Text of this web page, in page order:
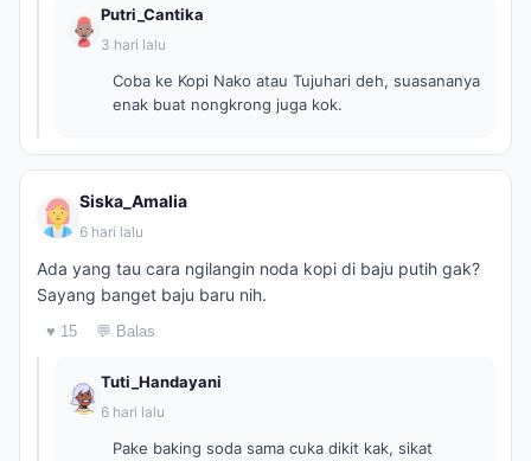
Putri_Cantika
3 hari lalu
Coba ke Kopi Nako atau Tujuhari deh, suasananya
enak buat nongkrong juga kok.
Siska_Amalia
6 hari lalu
Ada yang tau cara ngilangin noda kopi di baju putih gak?
Sayang banget baju baru nih.
♥ 15 💬 Balas
Tuti_Handayani
6 hari lalu
Pake baking soda sama cuka dikit kak, sikat